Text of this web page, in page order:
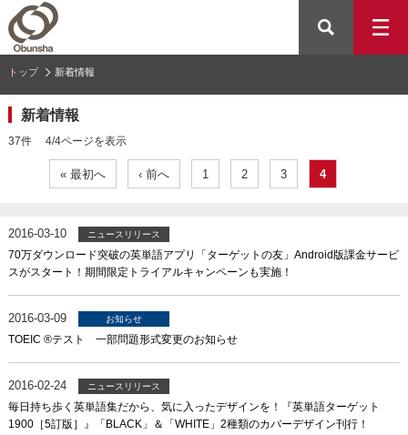
トップ 新着情報
新着情報
37件 4/4ページを表示
« 最初へ ‹ 前へ 1 2 3 4
2016-03-10 ニュースリリース
70万ダウンロード突破の英単語アプリ「ターゲットの友」Android版課金サービ
スがスタート！期間限定トライアルキャンペーンも実施！
2016-03-09 お知らせ
TOEIC ®テスト 一部問題形式変更のお知らせ
2016-02-24 ニュースリリース
毎日持ち歩く英単語集だから、気に入ったデザインを！『英単語ターゲット
1900［5訂版］』「BLACK」＆「WHITE」2種類のカバーデザイン刊行！